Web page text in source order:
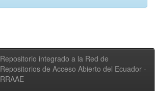
Repositorio integrado a la Red de
Repositorios de Acceso Abierto del Ecuador -
RRAAE